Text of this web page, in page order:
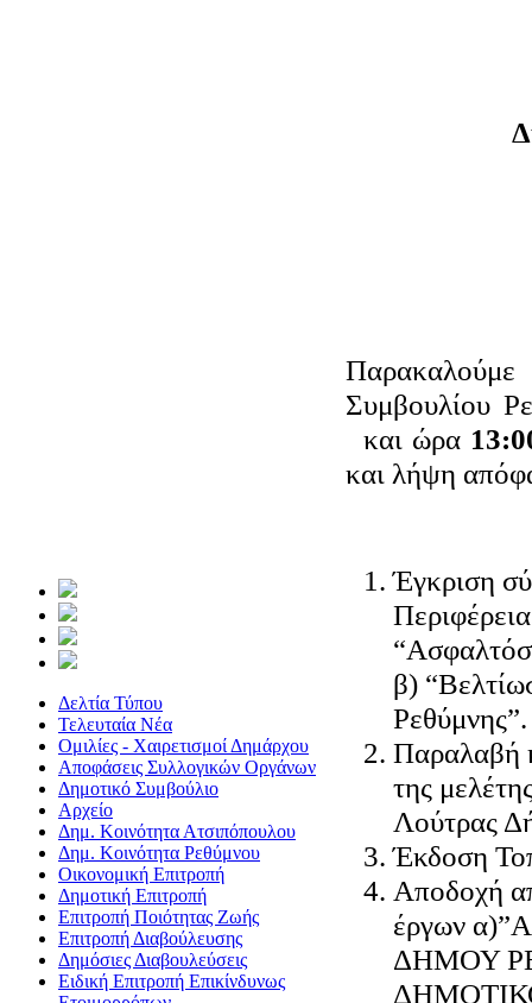
Δελτία Τύπου
Τελευταία Νέα
Ομιλίες - Χαιρετισμοί Δημάρχου
Αποφάσεις Συλλογικών Οργάνων
Δημοτικό Συμβούλιο
Αρχείο
Δημ. Κοινότητα Ατσιπόπουλου
Δημ. Κοινότητα Ρεθύμνου
Οικονομική Επιτροπή
Δημοτική Επιτροπή
Επιτροπή Ποιότητας Ζωής
Επιτροπή Διαβούλευσης
Δημόσιες Διαβουλεύσεις
Ειδική Επιτροπή Επικίνδυνως
Συμβουλίου
και ώρα 13
και λήψη
Έγκριση
β)
Ρεθύμνης”.
Παραλαβή
της
Λούτρας
Έκδοση
Αποδοχή
έργων
ΔΗΜΟΥ